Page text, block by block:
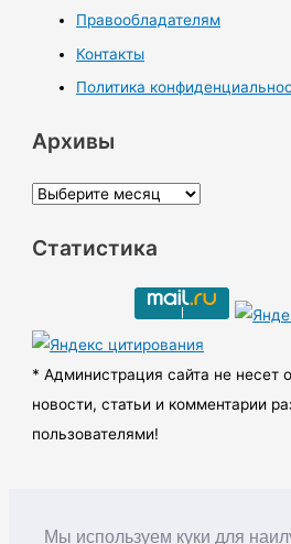
Мы используем куки для
Правообладателям
Контакты
Политика
Архивы
А
х
ы
Статистика
* Администрация сайта не несет
новости, статьи и комментарии
пользователями!